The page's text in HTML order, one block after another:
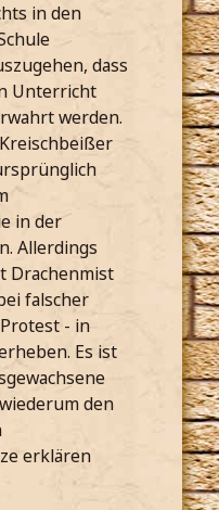
in den
dass
Unterricht
werden.
in der
Allerdings
Drachenmist
falscher
- in
Es ist
den
erklären